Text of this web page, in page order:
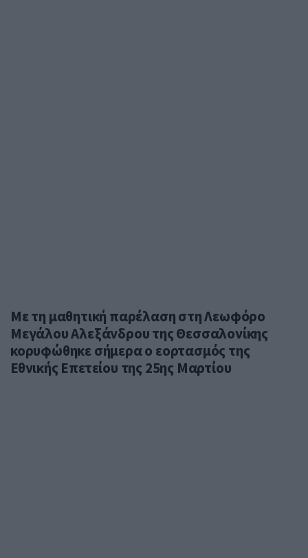
Με τη μαθητική παρέλαση στη Λεωφόρο
Μεγάλου Αλεξάνδρου της Θεσσαλονίκης
κορυφώθηκε σήμερα ο εορτασμός της
Εθνικής Επετείου της 25ης Μαρτίου